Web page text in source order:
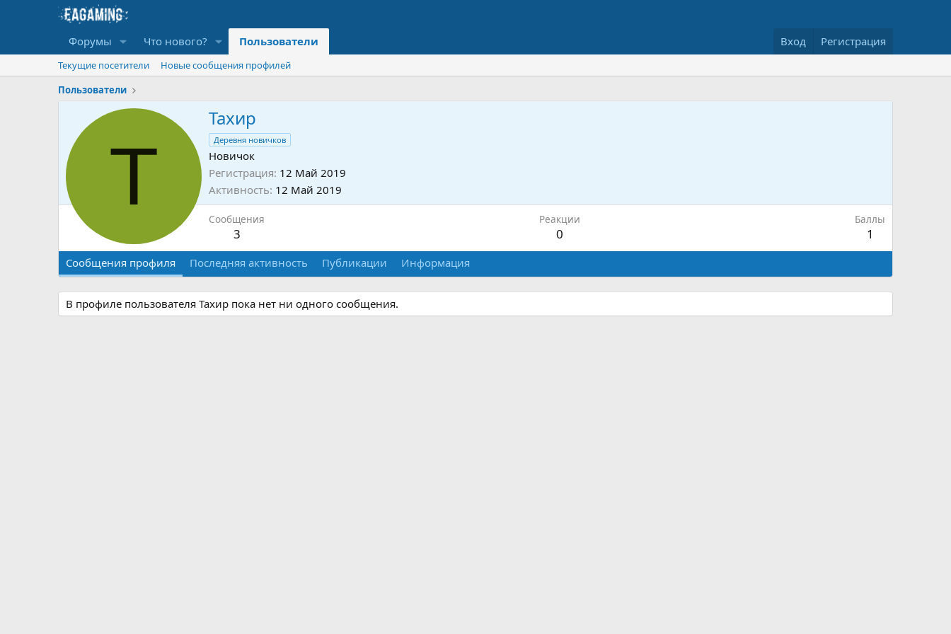
Форумы Что нового? Пользователи Вход Регистрация
Текущие посетители
Новые сообщения профилей
Пользователи
Т
Тахир
Деревня новичков
Новичок
Регистрация 12 Май 2019
Активность 12 Май 2019
Сообщения
3
Реакции
0
Баллы
1
Сообщения профиля Последняя активность Публикации Информация
В профиле пользователя Тахир пока нет ни одного сообщения.